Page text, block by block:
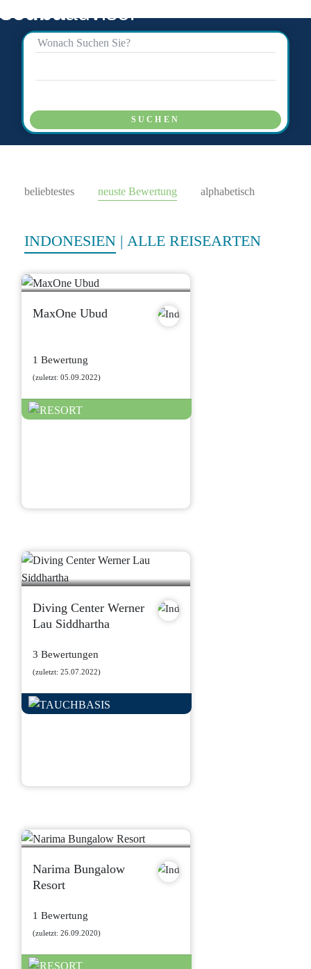
scubaadvisor
SUCHEN
beliebtestes neuste Bewertung alphabetisch
INDONESIEN | ALLE REISEARTEN
MaxOne Ubud
1 Bewertung
(zuletzt: 05.09.2022)
Diving Center Werner
Lau Siddhartha
3 Bewertungen
(zuletzt: 25.07.2022)
Narima Bungalow
Resort
1 Bewertung
(zuletzt: 26.09.2020)